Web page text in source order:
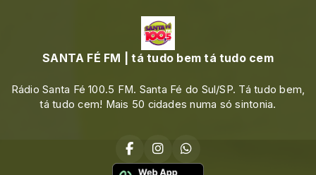
SANTA FÉ FM | tá tudo bem tá tudo cem
Rádio Santa Fé 100.5 FM. Santa Fé do Sul/SP. Tá tudo bem,
tá tudo cem! Mais 50 cidades numa só sintonia.